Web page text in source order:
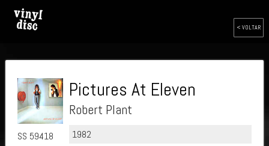
< VOLTAR
SS 59418
Pictures At Eleven
Robert Plant
1982